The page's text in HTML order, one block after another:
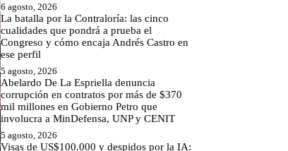
6 agosto, 2026
La batalla por la Contraloría: las cinco
cualidades que pondrá a prueba el
Congreso y cómo encaja Andrés Castro en
ese perfil
5 agosto, 2026
Abelardo De La Espriella denuncia
corrupción en contratos por más de $370
mil millones en Gobierno Petro que
involucra a MinDefensa, UNP y CENIT
5 agosto, 2026
Visas de US$100.000 y despidos por la IA: